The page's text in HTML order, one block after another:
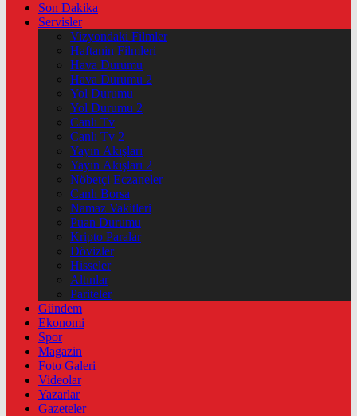
Son Dakika
Servisler
Vizyondaki Filmler
Haftanin Filmleri
Hava Durumu
Hava Durumu 2
Yol Durumu
Yol Durumu 2
Canlı Tv
Canlı Tv 2
Yayın Akışları
Yayın Akışları 2
Nöbetçi Eczaneler
Canlı Borsa
Namaz Vakitleri
Puan Durumu
Kripto Paralar
Dövizler
Hisseler
Altınlar
Pariteler
Gündem
Ekonomi
Spor
Magazin
Foto Galeri
Videolar
Yazarlar
Gazeteler